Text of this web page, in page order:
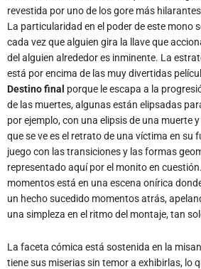
revestida por uno de los gore más
La particularidad en el poder de este mono
cada vez que alguien gira la llave que
del alguien alrededor es inminente. La
está por encima de las muy divertidas
Destinofinal porque le escapa a la
de las muertes, algunas están elipsadas
por ejemplo, con una elipsis de una muerte
que se ve es el retrato de una víctima en su
juego con las transiciones y las formas
representado aquí por el monito en
momentos está en una escena onírica
un hecho sucedido momentos atrás,
una simpleza en el ritmo del montaje, tan
La faceta cómica está sostenida en la
tiene sus miserias sin temor a exhibirlas, lo